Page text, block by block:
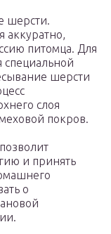
шерсти.
аккуратно,
питомца. Для
специальной
шерсти
слоя
покров.
и принять
о